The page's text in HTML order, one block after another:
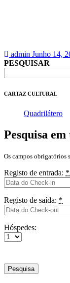
admin Junho 14,
PESQUISAR
CARTAZ CULTURAL
Quadrilátero
Pesquisa
Os campos obrigatórios
Registo de entrada: *
Registo de saída: *
Hóspedes: